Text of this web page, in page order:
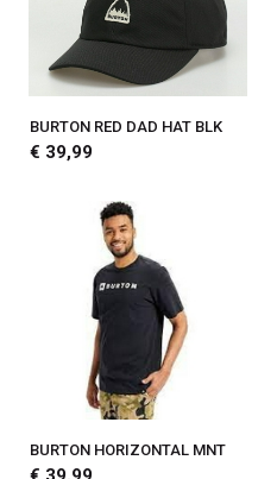
BURTON RED DAD HAT BLK
€ 39,99
BURTON HORIZONTAL MNT